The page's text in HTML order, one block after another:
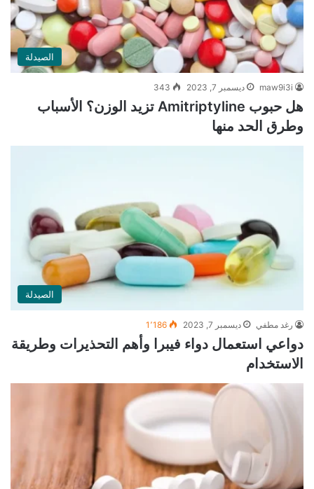
الصيدلة
maw9i3i ديسمبر 7, 2023 343
هل حبوب Amitriptyline تزيد الوزن؟ الأسباب
وطرق الحد منها
الصيدلة
رغد مطفي ديسمبر 7, 2023 1٬186
دواعي استعمال دواء فيبرا وأهم التحذيرات وطريقة
الاستخدام